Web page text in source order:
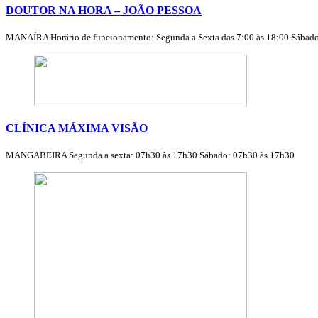
DOUTOR NA HORA – JOÃO PESSOA
MANAÍRA Horário de funcionamento: Segunda a Sexta das 7:00 às 18:00
CLÍNICA MÁXIMA VISÃO
MANGABEIRA Segunda a sexta: 07h30 às 17h30 Sábado: 07h30 às 17h30